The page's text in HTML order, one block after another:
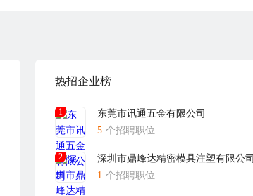
热招企业榜
1
东莞市讯通五金有限公司
5 个招聘职位
2
深圳市鼎峰达精密模具注塑有限公司
1 个招聘职位